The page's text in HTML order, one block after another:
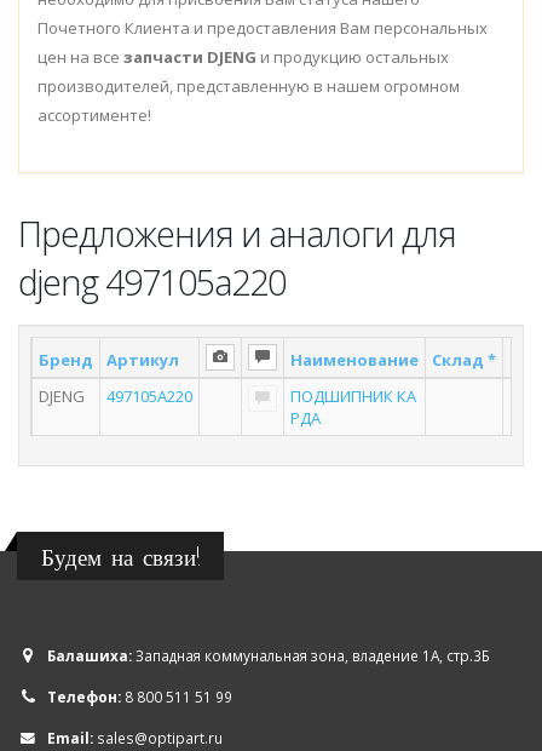
Почетного Клиента и предоставления Вам персональных
цен на все запчасти DJENG и продукцию остальных
производителей, представленную в нашем огромном
ассортименте!
Предложения и аналоги для
djeng 497105a220
Бренд Артикул Наименование Склад *
DJENG
497105A220
ПОДШИПНИК КА
РДА
Будем на связи!
Балашиха:Западная коммунальная зона, владение 1А, стр.3Б
Телефон: 8 800 511 51 99
Email: sales@optipart.ru